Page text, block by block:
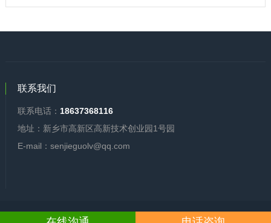
联系我们
联系电话： 18637368116
地址：新乡市高新区高新技术创业园1号园
E-mail：senjieguolv@qq.com
Copyright © 2015-2021 森洁过滤设备有限公司 版权所有豫ICP备16024802号-5